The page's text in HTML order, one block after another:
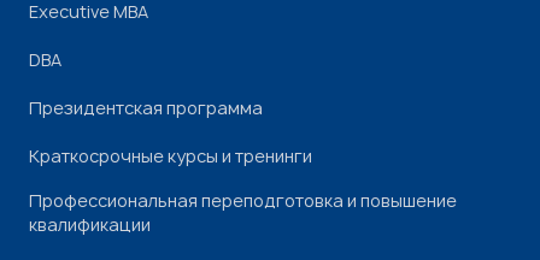
Executive MBA
DBA
Президентская программа
Краткосрочные курсы и тренинги
Профессиональная переподготовка и повышение
квалификации